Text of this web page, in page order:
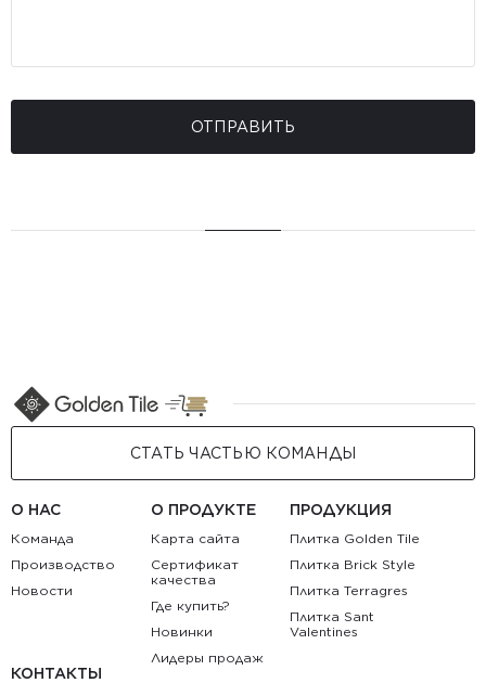
ОТПРАВИТЬ
СТАТЬ ЧАСТЬЮ КОМАНДЫ
О НАС
Команда
Производство
Новости
О ПРОДУКТЕ
Карта сайта
Сертификат
качества
Где купить?
Новинки
Лидеры продаж
ПРОДУКЦИЯ
Плитка Golden Tile
Плитка Brick Style
Плитка Terragres
Плитка Sant
Valentines
КОНТАКТЫ